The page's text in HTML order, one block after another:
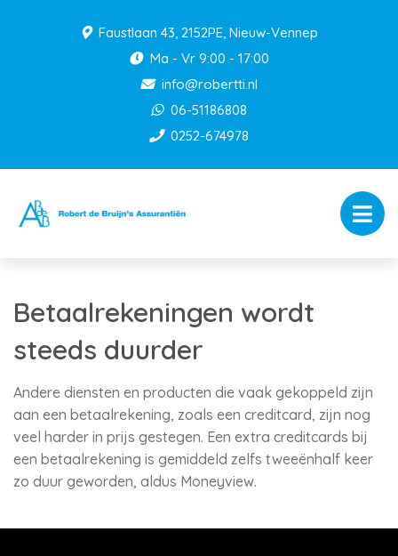
Faustlaan 43, 2152PE, Nieuw-Vennep
Ma - Vr 9:00 - 17:00
info@robertti.nl
06-51186808
0252-674978
Betaalrekeningen wordt
steeds duurder
Andere diensten en producten die vaak gekoppeld zijn
aan een betaalrekening, zoals een creditcard, zijn nog
veel harder in prijs gestegen. Een extra creditcards bij
een betaalrekening is gemiddeld zelfs tweeënhalf keer
zo duur geworden, aldus Moneyview.